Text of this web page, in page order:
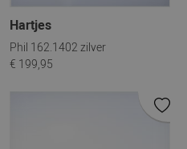
Hartjes
Phil 162.1402 zilver
€ 199,95